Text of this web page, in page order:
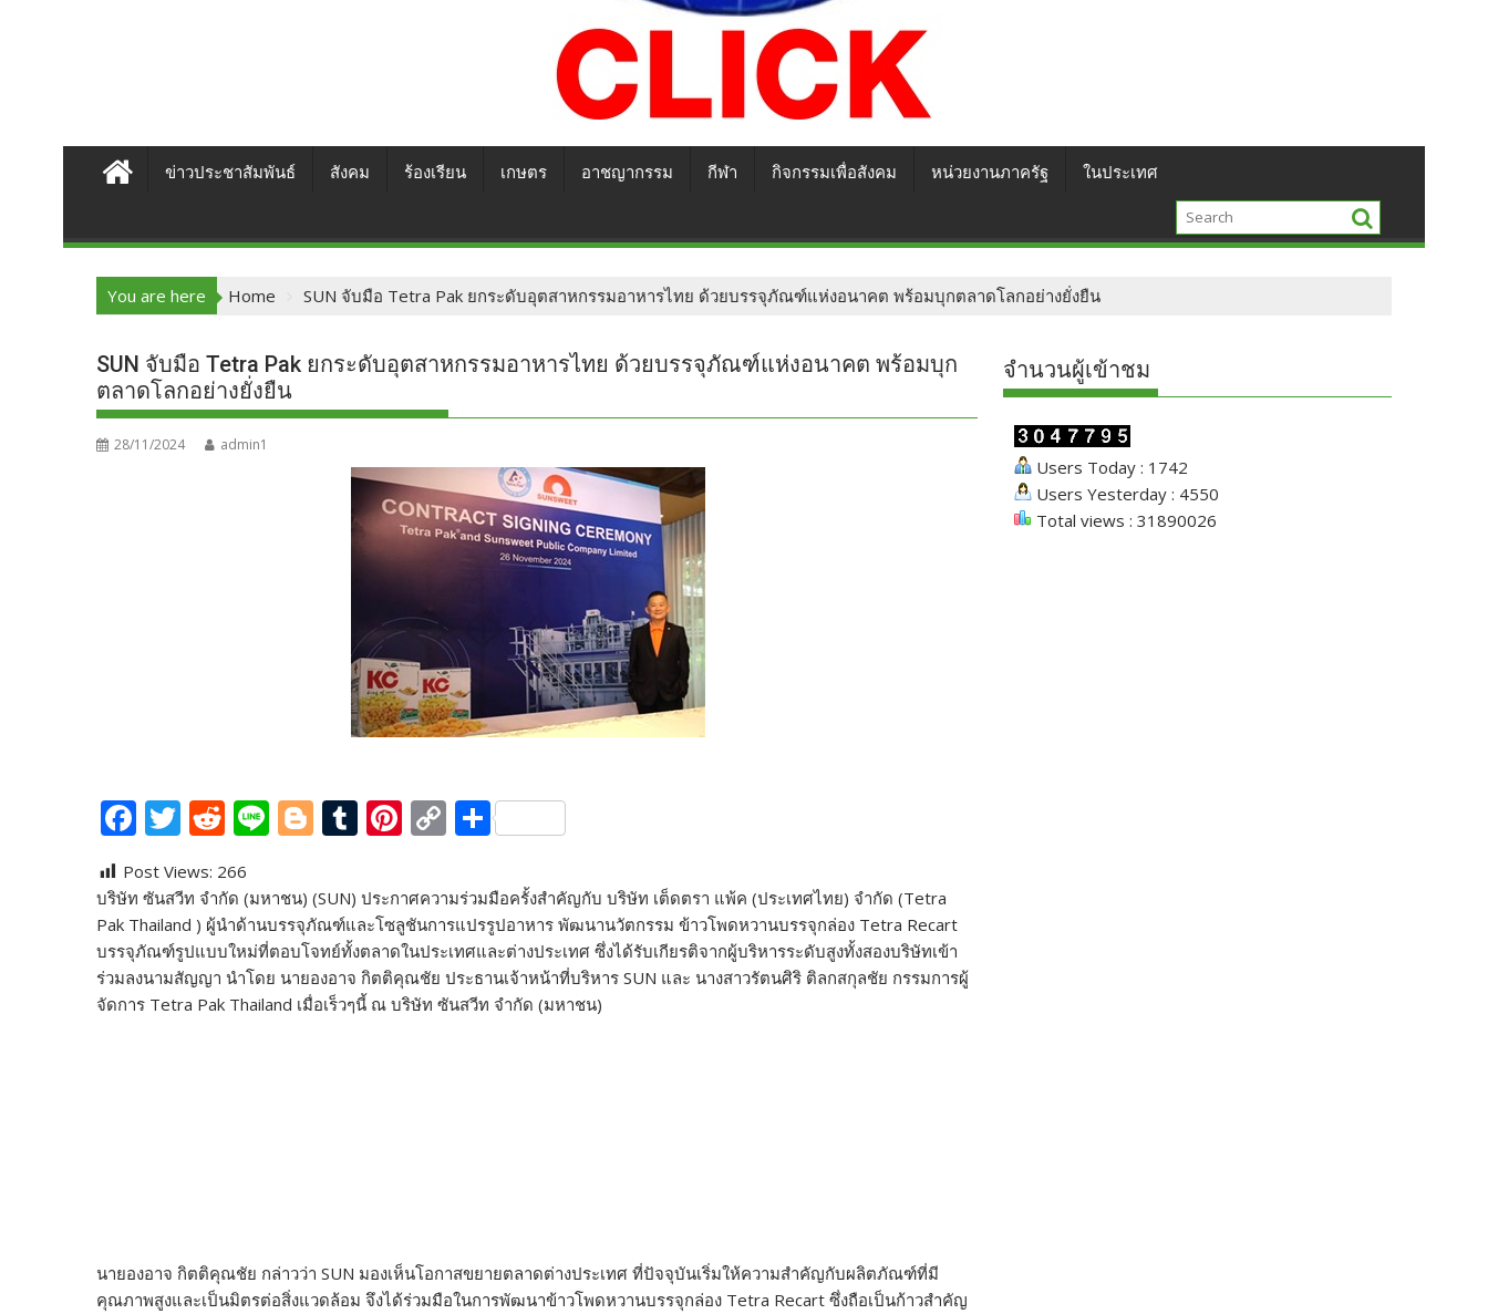
ข่าวประชาสัมพันธ์ สังคม ร้องเรียน เกษตร อาชญากรรม กีฬา กิจกรรมเพื่อสังคม หน่วยงานภาครัฐ ในประเทศ
You are here Home SUN จับมือ Tetra Pak ยกระดับอุตสาหกรรมอาหารไทย ด้วยบรรจุภัณฑ์แห่งอนาคต พร้อมบุกตลาดโลกอย่างยั่งยืน
SUN จับมือ Tetra Pak ยกระดับอุตสาหกรรมอาหารไทย ด้วยบรรจุภัณฑ์แห่งอนาคต พร้อมบุก
ตลาดโลกอย่างยั่งยืน
28/11/2024 admin1
F
e
b
o
o
T
itt
er
R
d
di
t
Li
e
Bl
g
g
er
T
m
bl
r
Pi
er
e
st
C
p
y
Li
n
S
ar
e
Post Views: 266
บริษัท ซันสวีท จำกัด (มหาชน) (SUN) ประกาศความร่วมมือครั้งสำคัญกับ บริษัท เต็ดตรา แพ้ค (ประเทศไทย) จำกัด (Tetra
Pak Thailand ) ผู้นำด้านบรรจุภัณฑ์และโซลูชันการแปรรูปอาหาร พัฒนานวัตกรรม ข้าวโพดหวานบรรจุกล่อง Tetra Recart
บรรจุภัณฑ์รูปแบบใหม่ที่ตอบโจทย์ทั้งตลาดในประเทศและต่างประเทศ ซึ่งได้รับเกียรติจากผู้บริหารระดับสูงทั้งสองบริษัทเข้า
ร่วมลงนามสัญญา นำโดย นายองอาจ กิตติคุณชัย ประธานเจ้าหน้าที่บริหาร SUN และ นางสาวรัตนศิริ ติลกสกุลชัย กรรมการผู้
จัดการ Tetra Pak Thailand เมื่อเร็วๆนี้ ณ บริษัท ซันสวีท จำกัด (มหาชน)
นายองอาจ กิตติคุณชัย กล่าวว่า SUN มองเห็นโอกาสขยายตลาดต่างประเทศ ที่ปัจจุบันเริ่มให้ความสำคัญกับผลิตภัณฑ์ที่มี
คุณภาพสูงและเป็นมิตรต่อสิ่งแวดล้อม จึงได้ร่วมมือในการพัฒนาข้าวโพดหวานบรรจุกล่อง Tetra Recart ซึ่งถือเป็นก้าวสำคัญ
จำนวนผู้เข้าชม
Users Today : 1742
Users Yesterday : 4550
Total views : 31890026